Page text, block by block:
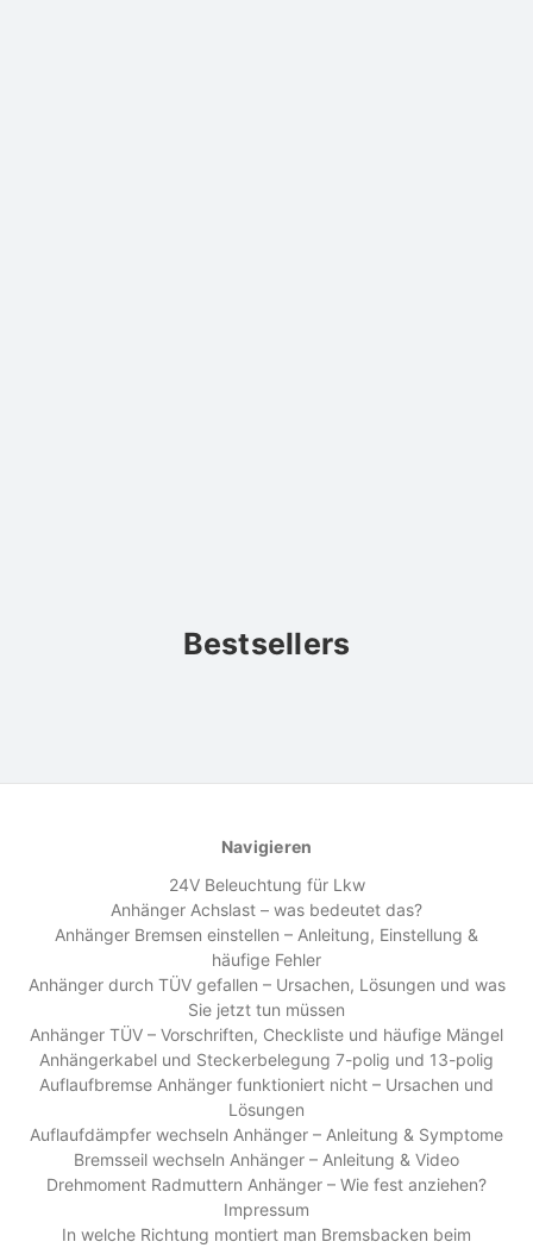
Bestsellers
Navigieren
24V Beleuchtung für Lkw
Anhänger Achslast – was bedeutet das?
Anhänger Bremsen einstellen – Anleitung, Einstellung &
häufige Fehler
Anhänger durch TÜV gefallen – Ursachen, Lösungen und was
Sie jetzt tun müssen
Anhänger TÜV – Vorschriften, Checkliste und häufige Mängel
Anhängerkabel und Steckerbelegung 7-polig und 13-polig
Auflaufbremse Anhänger funktioniert nicht – Ursachen und
Lösungen
Auflaufdämpfer wechseln Anhänger – Anleitung & Symptome
Bremsseil wechseln Anhänger – Anleitung & Video
Drehmoment Radmuttern Anhänger – Wie fest anziehen?
Impressum
In welche Richtung montiert man Bremsbacken beim